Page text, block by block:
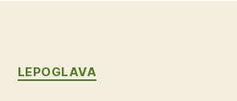
Kategorije
LEPOGLAVA